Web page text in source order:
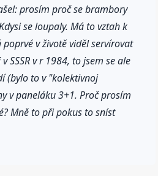
prosím proč se brambory
se loupaly. Má to vztah k
v životě viděl servírovat
SSSR v r 1984, to jsem se ale
(bylo to v "kolektivnoj
v paneláku 3+1. Proč prosím
Mně to při pokus to sníst